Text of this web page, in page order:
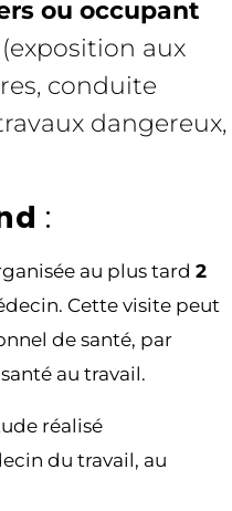
ou occupant
(exposition aux
conduite
dangereux,
:
au plus tard 2
Cette visite peut
de santé, par
au travail.
réalisé
du travail, au